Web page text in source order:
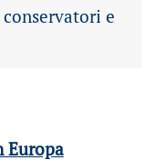
e
Europa